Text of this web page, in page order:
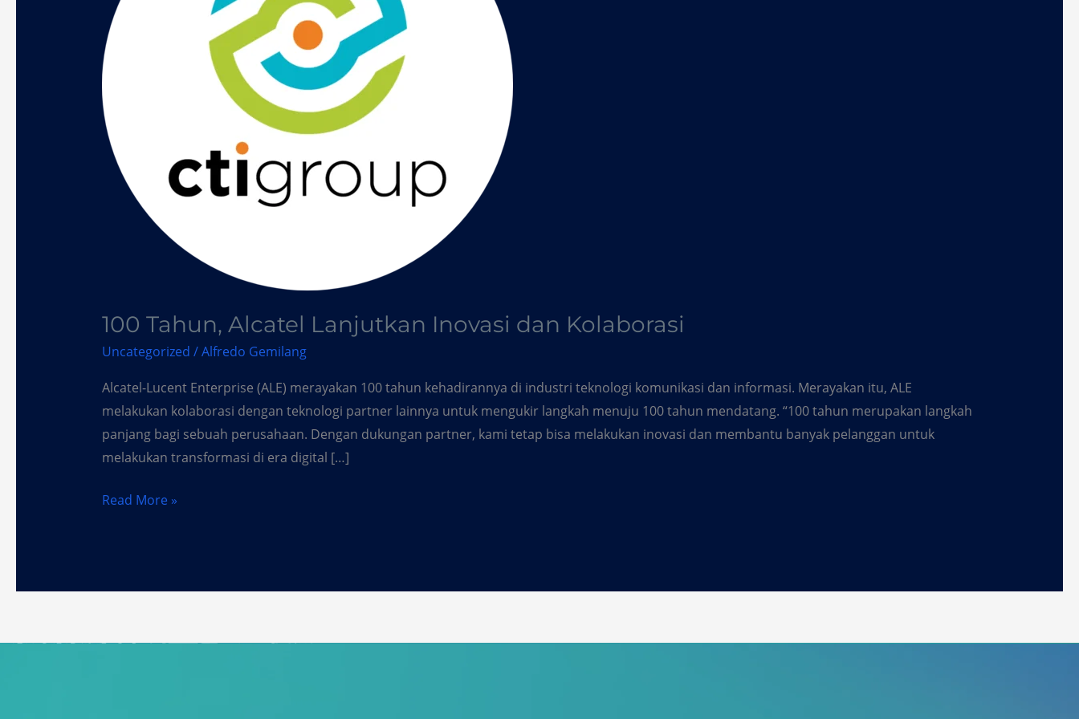
100 Tahun, Alcatel Lanjutkan Inovasi dan Kolaborasi
Uncategorized /Alfredo Gemilang
Alcatel-Lucent Enterprise (ALE) merayakan 100 tahun kehadirannya di industri teknologi komunikasi dan informasi. Merayakan itu, ALE
melakukan kolaborasi dengan teknologi partner lainnya untuk mengukir langkah menuju 100 tahun mendatang. “100 tahun merupakan langkah
panjang bagi sebuah perusahaan. Dengan dukungan partner, kami tetap bisa melakukan inovasi dan membantu banyak pelanggan untuk
melakukan transformasi di era digital […]
dan
Kolaborasi
Read More »